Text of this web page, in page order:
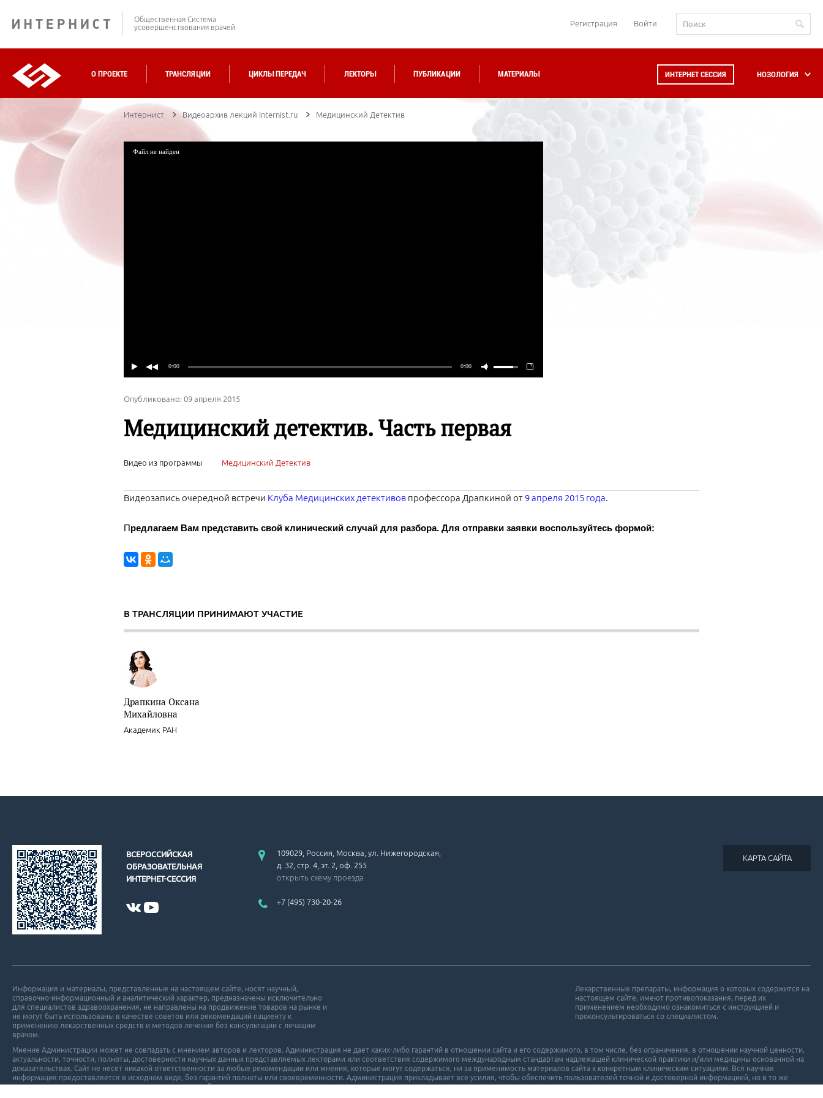
Общественная Система
усовершенствования врачей
Регистрация Войти
О ПРОЕКТЕ ТРАНСЛЯЦИИ ЦИКЛЫ ПЕРЕДАЧ ЛЕКТОРЫ ПУБЛИКАЦИИ МАТЕРИАЛЫ ИНТЕРНЕТ СЕССИЯ НОЗОЛОГИЯ
Интернист Видеоархив лекций Internist.ru Медицинский Детектив
Опубликовано: 09 апреля 2015
Медицинский детектив. Часть первая
Видео из программы Медицинский Детектив
Видеозапись очередной встречи Клуба Медицинских детективов профессора Драпкиной от 9 апреля 2015 года.
Предлагаем Вам представить свой клинический случай для разбора. Для отправки заявки воспользуйтесь формой:
В ТРАНСЛЯЦИИ ПРИНИМАЮТ УЧАСТИЕ
Драпкина Оксана
Михайловна
Академик РАН
ВСЕРОССИЙСКАЯ
ОБРАЗОВАТЕЛЬНАЯ
ИНТЕРНЕТ-СЕССИЯ
109029, Россия, Москва, ул. Нижегородская,
д. 32, стр. 4, эт. 2, оф. 255
открыть схему проезда
+7 (495) 730-20-26
КАРТА САЙТА
Информация и материалы, представленные на настоящем сайте, носят научный,
справочно-информационный и аналитический характер, предназначены исключительно
для специалистов здравоохранения, не направлены на продвижение товаров на рынке и
не могут быть использованы в качестве советов или рекомендаций пациенту к
применению лекарственных средств и методов лечения без консультации с лечащим
врачом.
Лекарственные препараты, информация о которых содержится на
настоящем сайте, имеют противопоказания, перед их
применением необходимо ознакомиться с инструкцией и
проконсультироваться со специалистом.
Мнение Администрации может не совпадать с мнением авторов и лекторов. Администрация не дает каких-либо гарантий в отношении cайта и его cодержимого, в том числе, без ограничения, в отношении научной ценности,
актуальности, точности, полноты, достоверности научных данных представляемых лекторами или соответствия содержимого международным стандартам надлежащей клинической практики и/или медицины основанной на
доказательствах. Сайт не несет никакой ответственности за любые рекомендации или мнения, которые могут содержаться, ни за применимость материалов сайта к конкретным клиническим ситуациям. Вся научная
информация предоставляется в исходном виде, без гарантий полноты или своевременности. Администрация прикладывает все усилия, чтобы обеспечить пользователей точной и достоверной информацией, но в то же
время не исключает возможности возникновения ошибок.